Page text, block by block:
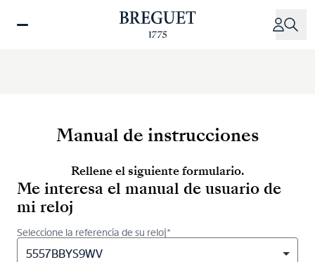
Manual de instrucciones
Rellene el siguiente formulario.
Me interesa el manual de usuario de
mi reloj
Seleccione la referencia de su reloj*
5557BBYS9WV